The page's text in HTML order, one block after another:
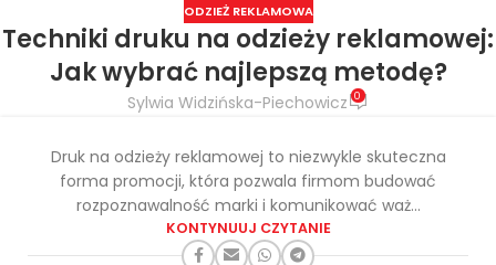
ODZIEŻ REKLAMOWA
Techniki druku na odzieży reklamowej:
Jak wybrać najlepszą metodę?
Sylwia Widzińska-Piechowicz 0
Druk na odzieży reklamowej to niezwykle skuteczna
forma promocji, która pozwala firmom budować
rozpoznawalność marki i komunikować waż...
KONTYNUUJ CZYTANIE